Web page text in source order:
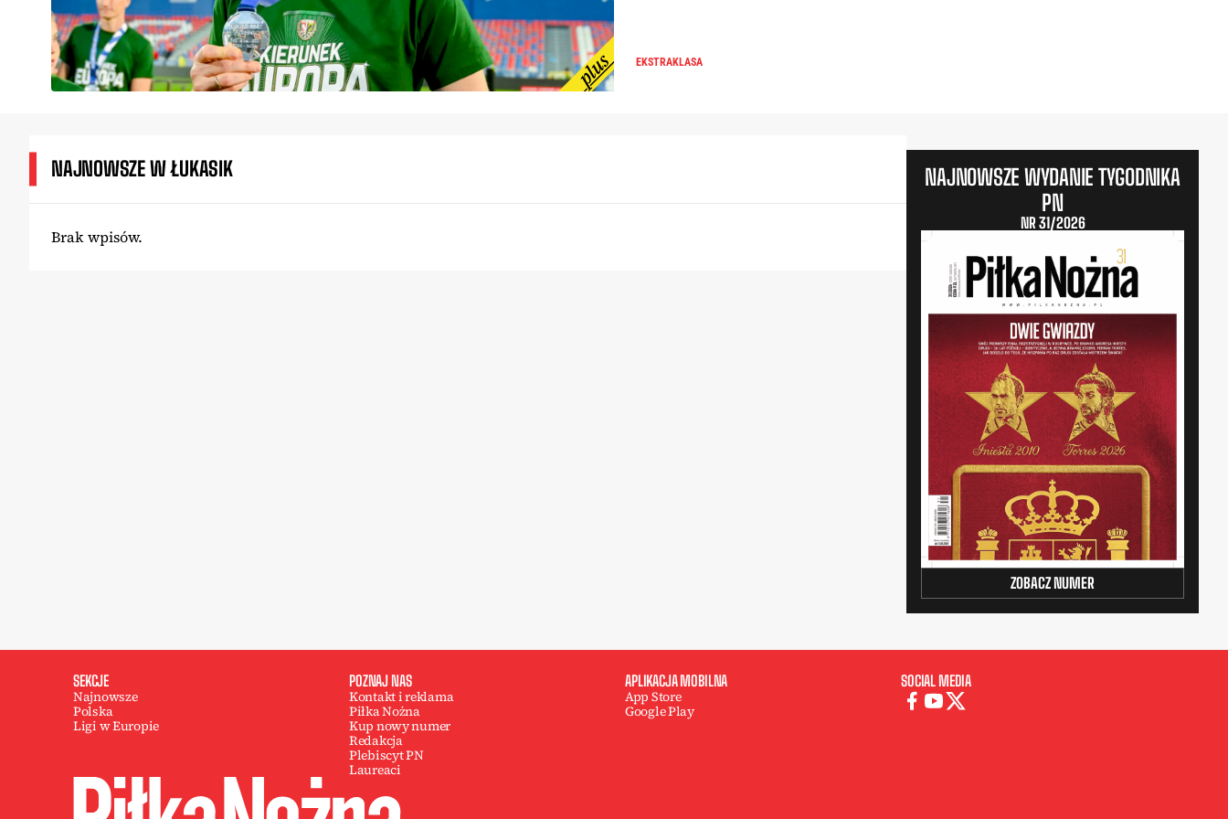
EKSTRAKLASA
NAJNOWSZE W ŁUKASIK
Brak wpisów.
NAJNOWSZE WYDANIE TYGODNIKA
PN
NR 31/2026
ZOBACZ NUMER
SEKCJE
Najnowsze
Polska
Ligi w Europie
POZNAJ NAS
Kontakt i reklama
Piłka Nożna
Kup nowy numer
Redakcja
Plebiscyt PN
Laureaci
APLIKACJA MOBILNA
App Store
Google Play
SOCIAL MEDIA